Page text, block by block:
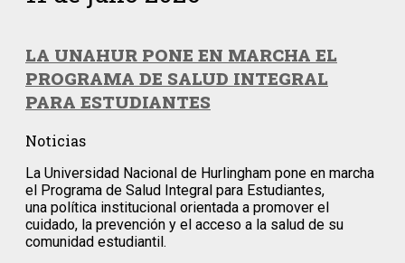
LA UNAHUR PONE EN MARCHA EL
PROGRAMA DE SALUD INTEGRAL
PARA ESTUDIANTES
Noticias
La Universidad Nacional de Hurlingham pone en marcha
el Programa de Salud Integral para Estudiantes,
una política institucional orientada a promover el
cuidado, la prevención y el acceso a la salud de su
comunidad estudiantil.